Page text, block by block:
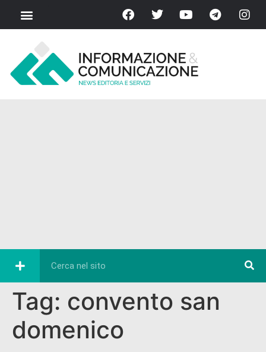
Tag: convento san
domenico